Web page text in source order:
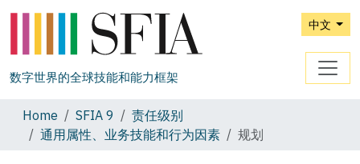
中文
数字世界的全球技能和能力框架
Home SFIA 9
责任级别
通用属性、业务技能和行为因素
规划